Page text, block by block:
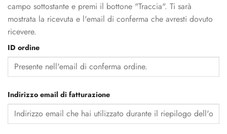
campo sottostante e premi il bottone "Traccia". Ti sarà
mostrata la ricevuta e l'email di conferma che avresti dovuto
ricevere.
ID ordine
Indirizzo email di fatturazione